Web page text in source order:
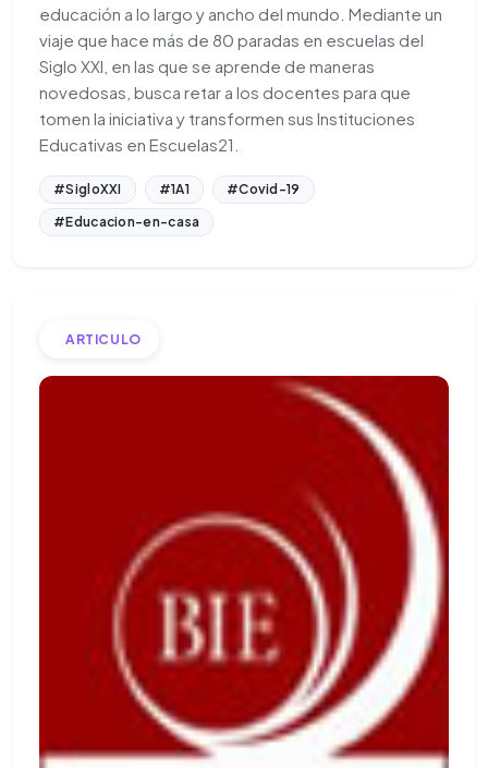
educación a lo largo y ancho del mundo. Mediante un
viaje que hace más de 80 paradas en escuelas del
Siglo XXI, en las que se aprende de maneras
novedosas, busca retar a los docentes para que
tomen la iniciativa y transformen sus Instituciones
Educativas en Escuelas21.
#SigloXXI #1A1
#Covid-19
#Educacion-en-casa
ARTICULO